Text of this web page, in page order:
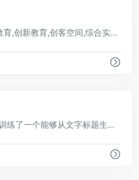
3D One官网-人工智能,创客教育,创新教育,创客空间,综合实践活动课程,3D打印设计软件,3D打印模型下载
OpenAI新模型DALL·E成功地训练了一个能够从文字标题生成图像的网络